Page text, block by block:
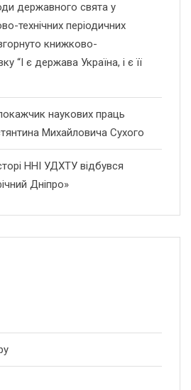
державного свята у
технічних періодичних
книжково-
“І є держава Україна, і є її
наукових праць
Михайловича Сухого
ННІ УДХТУ відбувся
Дніпро»